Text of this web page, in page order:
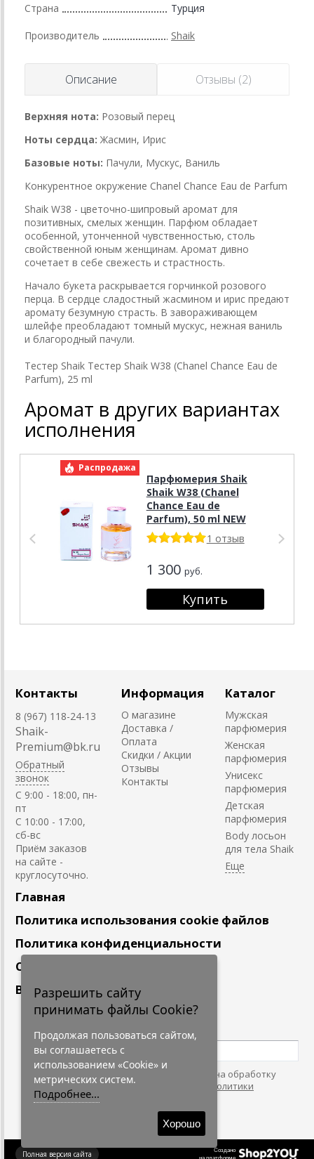
Страна Турция
Производитель Shaik
Описание Отзывы (2)
Верхняя нота: Розовый перец
Ноты сердца: Жасмин, Ирис
Базовые ноты: Пачули, Мускус, Ваниль
Конкурентное окружение Chanel Chance Eau de Parfum
Shaik W38 - цветочно-шипровый аромат для
позитивных, смелых женщин. Парфюм обладает
особенной, утонченной чувственностью, столь
свойственной юным женщинам. Аромат дивно
сочетает в себе свежесть и страстность.
Начало букета раскрывается горчинкой розового
перца. В сердце сладостный жасмином и ирис предают
аромату безумную страсть. В завораживающем
шлейфе преобладают томный мускус, нежная ваниль
и благородный пачули.
Тестер Shaik Тестер Shaik W38 (Chanel Chance Eau de
Parfum), 25 ml
Аромат в других вариантах
исполнения
Распродажа
Парфюмерия Shaik
Shaik W38 (Chanel
Chance Eau de
Parfum), 50 ml NEW
1 отзыв
1 300 руб.
Контакты
8 (967) 118-24-13
Shaik-
Premium@bk.ru
Обратный
звонок
C 9:00 - 18:00, пн-
пт
С 10:00 - 17:00,
сб-вс
Приём заказов
на сайте -
круглосуточно.
Информация
О магазине
Доставка /
Оплата
Скидки / Акции
Отзывы
Контакты
Каталог
Мужская
парфюмерия
Женская
парфюмерия
Унисекс
парфюмерия
Детская
парфюмерия
Body лосьон
для тела Shaik
Главная
Политика использования cookie файлов
Политика конфиденциальности
Сотрудничество
Вакансии
Подпишитесь
Нажимая на кнопку, я даю согласие на обработку
персональных данных. С условиями
"Политики
Конфидециальности"
Создано
на платформе
Полная версия сайта
Разрешить сайту
принимать файлы Cookie?
Продолжая пользоваться сайтом,
вы соглашаетесь с
использованием «Cookie» и
метрических систем.
Подробнее...
Хорошо